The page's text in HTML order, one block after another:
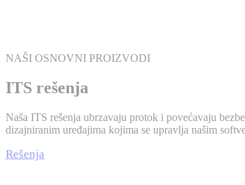
NAŠI OSNOVNI PROIZVODI
ITS rešenja
Naša ITS rešenja ubrzavaju protok i povećavaju
dizajniranim uređajima kojima se upravlja našim
Rešenja